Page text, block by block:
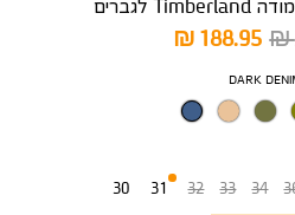
מחיר
מוצר
188.95 ₪
DARK
30 31 32 33 34